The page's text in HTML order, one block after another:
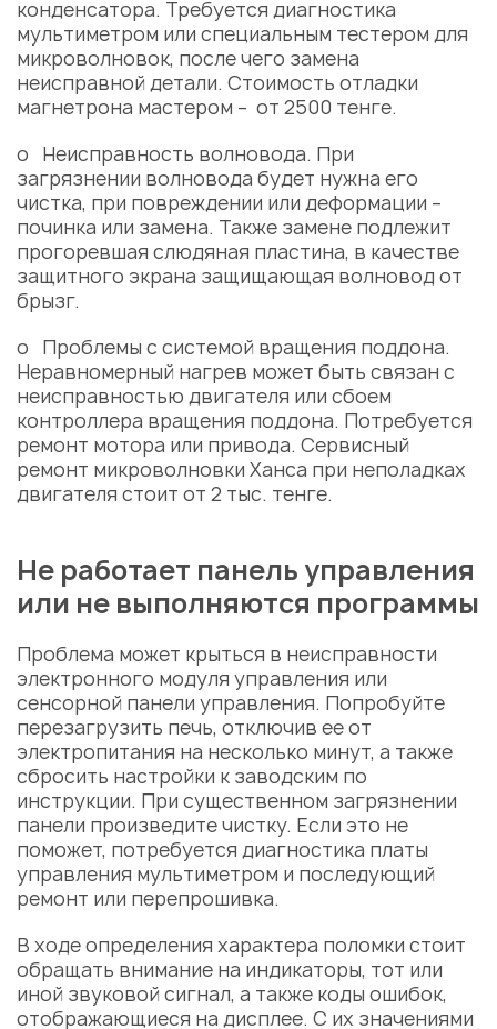
конденсатора. Требуется диагностика
мультиметром или специальным тестером для
микроволновок, после чего замена
неисправной детали. Стоимость отладки
магнетрона мастером – от 2500 тенге.
o Неисправность волновода. При
загрязнении волновода будет нужна его
чистка, при повреждении или деформации –
починка или замена. Также замене подлежит
прогоревшая слюдяная пластина, в качестве
защитного экрана защищающая волновод от
брызг.
o Проблемы с системой вращения поддона.
Неравномерный нагрев может быть связан с
неисправностью двигателя или сбоем
контроллера вращения поддона. Потребуется
ремонт мотора или привода. Сервисный
ремонт микроволновки Ханса при неполадках
двигателя стоит от 2 тыс. тенге.
Не работает панель управления
или не выполняются программы
Проблема может крыться в неисправности
электронного модуля управления или
сенсорной панели управления. Попробуйте
перезагрузить печь, отключив ее от
электропитания на несколько минут, а также
сбросить настройки к заводским по
инструкции. При существенном загрязнении
панели произведите чистку. Если это не
поможет, потребуется диагностика платы
управления мультиметром и последующий
ремонт или перепрошивка.
В ходе определения характера поломки стоит
обращать внимание на индикаторы, тот или
иной звуковой сигнал, а также коды ошибок,
отображающиеся на дисплее. С их значениями